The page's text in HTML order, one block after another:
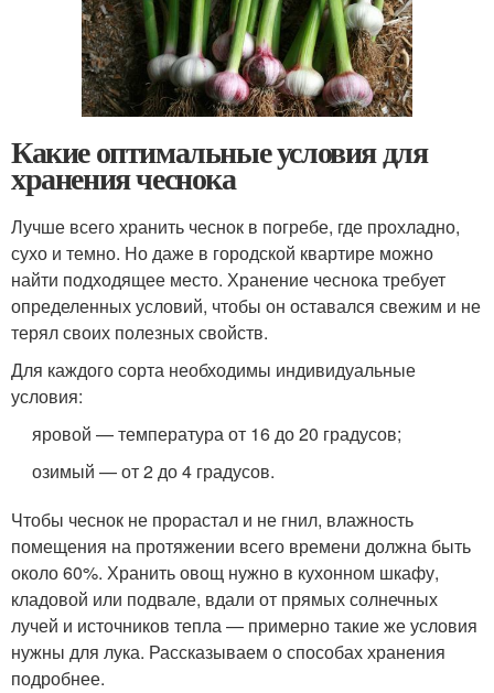
Какие оптимальные условия для
хранения чеснока
Лучше всего хранить чеснок в погребе, где прохладно,
сухо и темно. Но даже в городской квартире можно
найти подходящее место. Хранение чеснока требует
определенных условий, чтобы он оставался свежим и не
терял своих полезных свойств.
Для каждого сорта необходимы индивидуальные
условия:
яровой — температура от 16 до 20 градусов;
озимый — от 2 до 4 градусов.
Чтобы чеснок не прорастал и не гнил, влажность
помещения на протяжении всего времени должна быть
около 60%. Хранить овощ нужно в кухонном шкафу,
кладовой или подвале, вдали от прямых солнечных
лучей и источников тепла — примерно такие же условия
нужны для лука. Рассказываем о способах хранения
подробнее.